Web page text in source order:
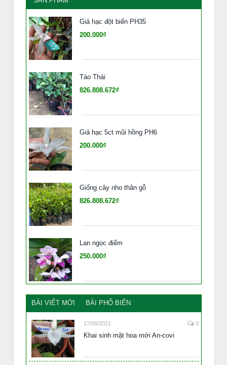
Giả hạc đột biến PH35
200.000₫
Táo Thái
826.808.672₫
Giả hạc 5ct mũi hồng PH6
200.000₫
Giống cây nho thân gỗ
826.808.672₫
Lan ngọc điểm
250.000₫
BÀI VIẾT MỚI BÀI PHỔ BIẾN
17/08/2021 0
Khai sinh mặt hoa mới An-covi